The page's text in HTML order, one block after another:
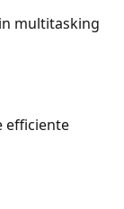
multitasking
efficiente